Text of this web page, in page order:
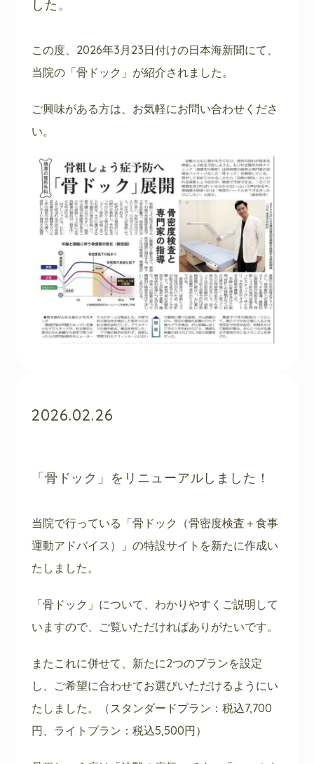
した。
この度、2026年3月23日付けの日本海新聞にて、
当院の「骨ドック」が紹介されました。
ご興味がある方は、お気軽にお問い合わせくださ
い。
2026.02.26
「骨ドック」をリニューアルしました！
当院で行っている「骨ドック（骨密度検査＋食事
運動アドバイス）」の特設サイトを新たに作成い
たしました。
「骨ドック」について、わかりやすくご説明して
いますので、ご覧いただければありがたいです。
またこれに併せて、新たに2つのプランを設定
し、ご希望に合わせてお選びいただけるようにい
たしました。（スタンダードプラン：税込7,700
円、ライトプラン：税込5,500円）